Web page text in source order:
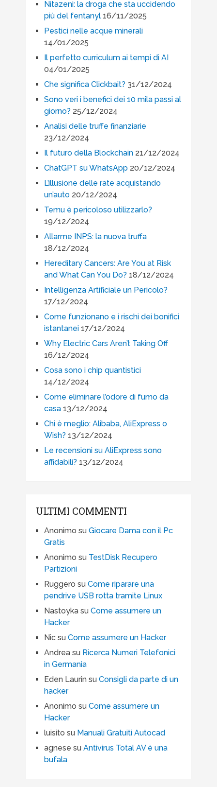
Nitazeni: la droga che sta uccidendo
più del fentanyl 16/11/2025
Pestici nelle acque minerali
14/01/2025
Il perfetto curriculum ai tempi di AI
04/01/2025
Che significa Clickbait? 31/12/2024
Sono veri i benefici dei 10 mila passi al
giorno? 25/12/2024
Analisi delle truffe finanziarie
23/12/2024
Il futuro della Blockchain 21/12/2024
ChatGPT su WhatsApp 20/12/2024
L’illusione delle rate acquistando
un’auto 20/12/2024
Temu è pericoloso utilizzarlo?
19/12/2024
Allarme INPS: la nuova truffa
18/12/2024
Hereditary Cancers: Are You at Risk
and What Can You Do? 18/12/2024
Intelligenza Artificiale un Pericolo?
17/12/2024
Come funzionano e i rischi dei bonifici
istantanei 17/12/2024
Why Electric Cars Aren’t Taking Off
16/12/2024
Cosa sono i chip quantistici
14/12/2024
Come eliminare l’odore di fumo da
casa 13/12/2024
Chi è meglio: Alibaba, AliExpress o
Wish? 13/12/2024
Le recensioni su AliExpress sono
affidabili? 13/12/2024
ULTIMI COMMENTI
Anonimo su Giocare Dama con il Pc
Gratis
Anonimo su TestDisk Recupero
Partizioni
Ruggero su Come riparare una
pendrive USB rotta tramite Linux
Nastoykasu Come assumere un
Hacker
Nicsu Come assumere un Hacker
Andreasu Ricerca Numeri Telefonici
in Germania
Eden Laurinsu Consigli da parte di un
hacker
Anonimo su Come assumere un
Hacker
luisito su Manuali Gratuiti Autocad
agnese su Antivirus Total AV è una
bufala